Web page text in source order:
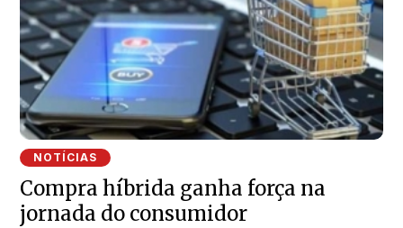
NOTÍCIAS
Compra híbrida ganha força na
jornada do consumidor